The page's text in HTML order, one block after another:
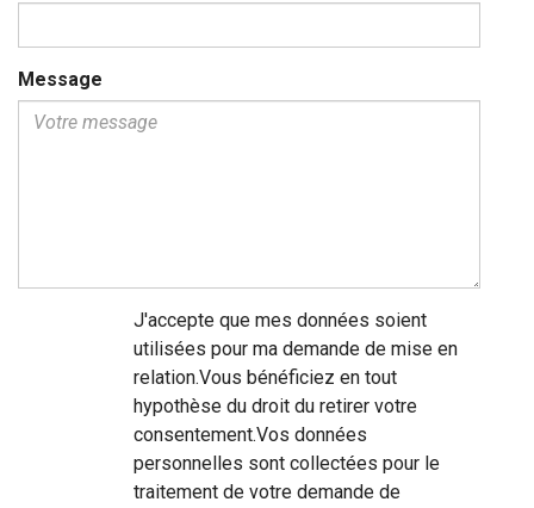
Message
J'accepte que mes données soient
utilisées pour ma demande de mise en
relation.Vous bénéficiez en tout
hypothèse du droit du retirer votre
consentement.Vos données
personnelles sont collectées pour le
traitement de votre demande de